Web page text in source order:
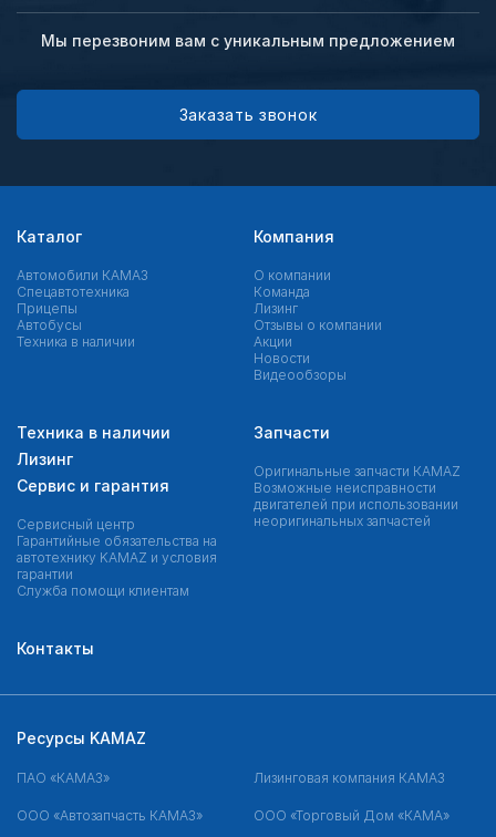
Мы перезвоним вам с уникальным предложением
Заказать звонок
Каталог
Автомобили КАМАЗ
Спецавтотехника
Прицепы
Автобусы
Техника в наличии
Компания
О компании
Команда
Лизинг
Отзывы о компании
Акции
Новости
Видеообзоры
Техника в наличии
Лизинг
Сервис и гарантия
Сервисный центр
Гарантийные обязательства на
автотехнику KAMAZ и условия
гарантии
Служба помощи клиентам
Запчасти
Оригинальные запчасти КAMAZ
Возможные неисправности
двигателей при использовании
неоригинальных запчастей
Контакты
Ресурсы KAMAZ
ПАО «КАМАЗ» Лизинговая компания КАМАЗ
ООО «Автозапчасть КАМАЗ» ООО «Торговый Дом «КАМА»